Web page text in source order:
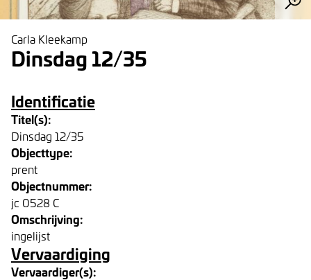
Carla Kleekamp
Dinsdag 12/35
Identificatie
Titel(s):
Dinsdag 12/35
Objecttype:
prent
Objectnummer:
jc 0528 C
Omschrijving:
ingelijst
Vervaardiging
Vervaardiger(s):